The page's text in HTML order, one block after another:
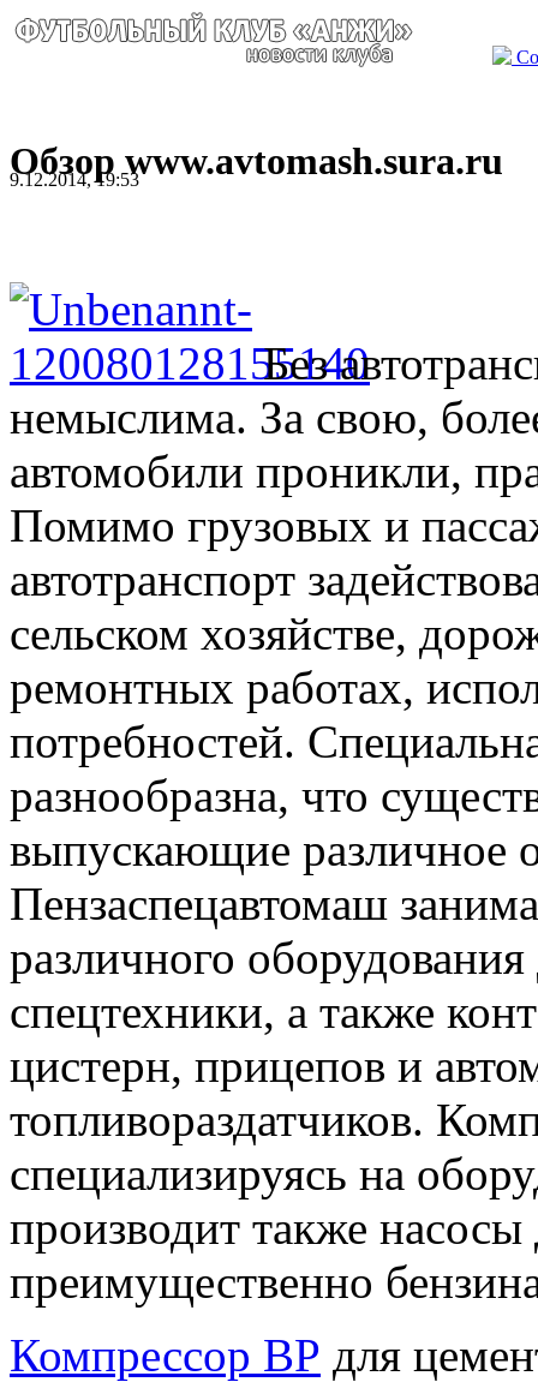
Обзор www.avtomash.sura.ru
9.12.2014, 19:53
Без
немыслима. За свою,
автомобили проникли,
Помимо грузовых и
автотранспорт
сельском хозяйстве,
ремонтных работах,
потребностей.
разнообразна, что
выпускающие различное
Пензаспецавтомаш
различного
спецтехники, а также
цистерн, прицепов и
топливораздатчиков.
специализируясь на
производит также
преимущественно
Компрессор ВР для